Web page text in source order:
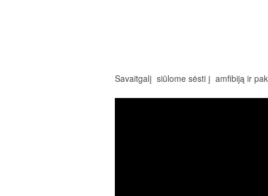
Savaitgalį siūlome sėsti į amfibiją ir